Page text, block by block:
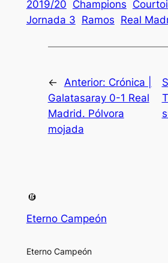
2019/20 Champions
Jornada 3 Ramos Real
← Anterior: Crónica |
Galatasaray 0-1 Real
Madrid. Pólvora
mojada
Eterno Campeón
Eterno Campeón